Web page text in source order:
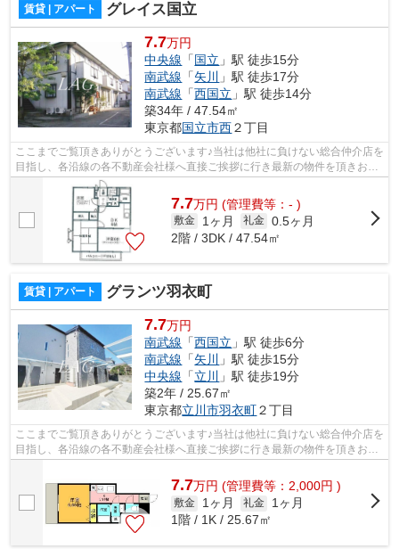
賃貸 | アパート グレイス国立
7.7万円
中央線 「国立 」駅 徒歩15分
南武線 「矢川
」駅 徒歩17分
南武線 「西国立 」駅 徒歩14分
築34年 / 47.54㎡
東京都国立市西２丁目
ここまでご覧頂きありがとうございます♪当社は他社に負けない総合仲介店を
目指し、各沿線の各不動産会社様へ直接ご挨拶に行き最新の物件を頂きお客
様へ提供しております！最新の情報は...
7.7万円 (管理費等：- )
敷金 1ヶ月 礼金 0.5ヶ月
2階 / 3DK / 47.54㎡
賃貸 | アパート グランツ羽衣町
7.7万円
南武線 「西国立 」駅 徒歩6分
南武線 「矢川
」駅 徒歩15分
中央線 「立川
」駅 徒歩19分
築2年 / 25.67㎡
東京都立川市羽衣町２丁目
ここまでご覧頂きありがとうございます♪当社は他社に負けない総合仲介店を
目指し、各沿線の各不動産会社様へ直接ご挨拶に行き最新の物件を頂きお客
様へ提供しております！最新の情報は...
7.7万円 (管理費等：2,000円 )
敷金 1ヶ月 礼金
1ヶ月
1階 / 1K / 25.67㎡